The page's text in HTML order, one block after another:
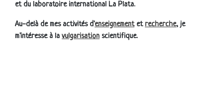
et du laboratoire international La Plata.
Au-delà de mes activités d'enseignementetrecherche, je
m'intéresse à la vulgarisation scientifique.